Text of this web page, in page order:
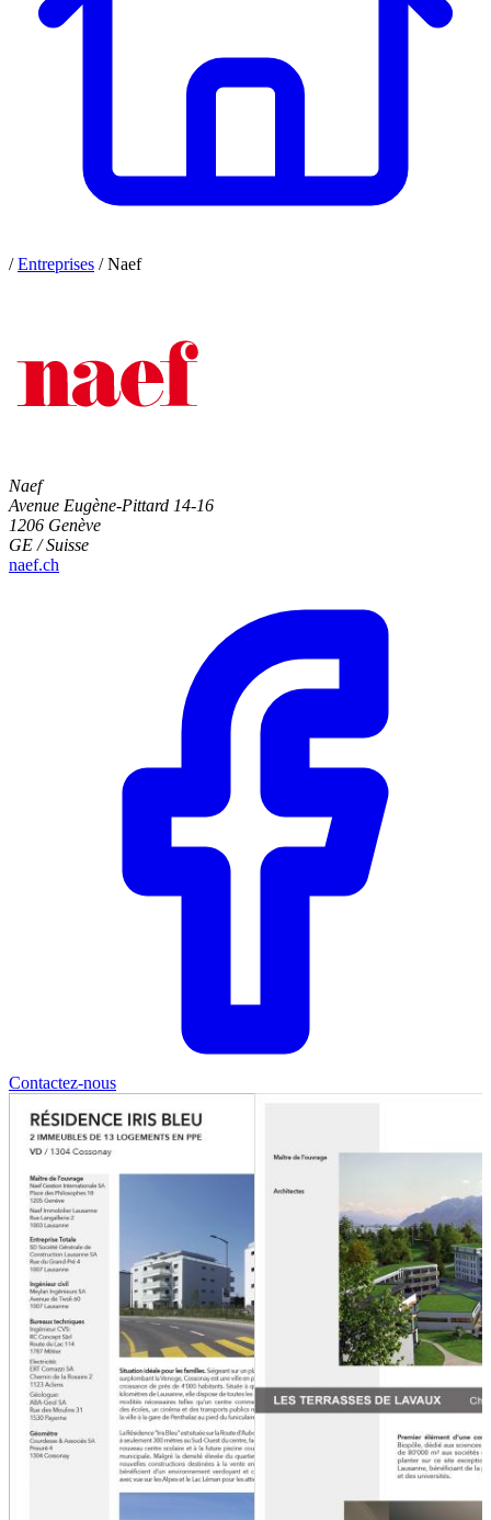
/ Entreprises /Naef
Naef
Avenue Eugène-Pittard 14-16
1206 Genève
GE / Suisse
naef.ch
Contactez-nous